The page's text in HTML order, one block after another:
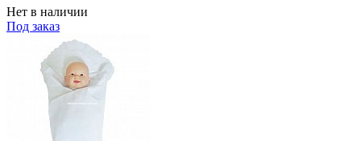
Нет в наличии
Под заказ